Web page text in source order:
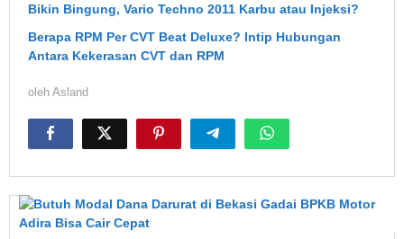
Bikin Bingung, Vario Techno 2011 Karbu atau Injeksi?
Berapa RPM Per CVT Beat Deluxe? Intip Hubungan
Antara Kekerasan CVT dan RPM
oleh Asland